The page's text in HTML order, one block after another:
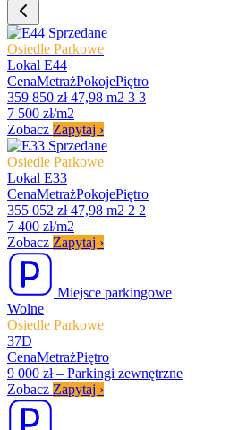
Sprzedane
Osiedle Parkowe
Lokal E44
CenaMetrażPokojePiętro
359 850 zł 47,98 m2 3 3
7 500 zł/m2
Zobacz Zapytaj ›
Sprzedane
Osiedle Parkowe
Lokal E33
CenaMetrażPokojePiętro
355 052 zł 47,98 m2 2 2
7 400 zł/m2
Zobacz Zapytaj ›
Miejsce parkingowe
Wolne
Osiedle Parkowe
37D
CenaMetrażPiętro
9 000 zł – Parkingi zewnętrzne
Zobacz Zapytaj ›